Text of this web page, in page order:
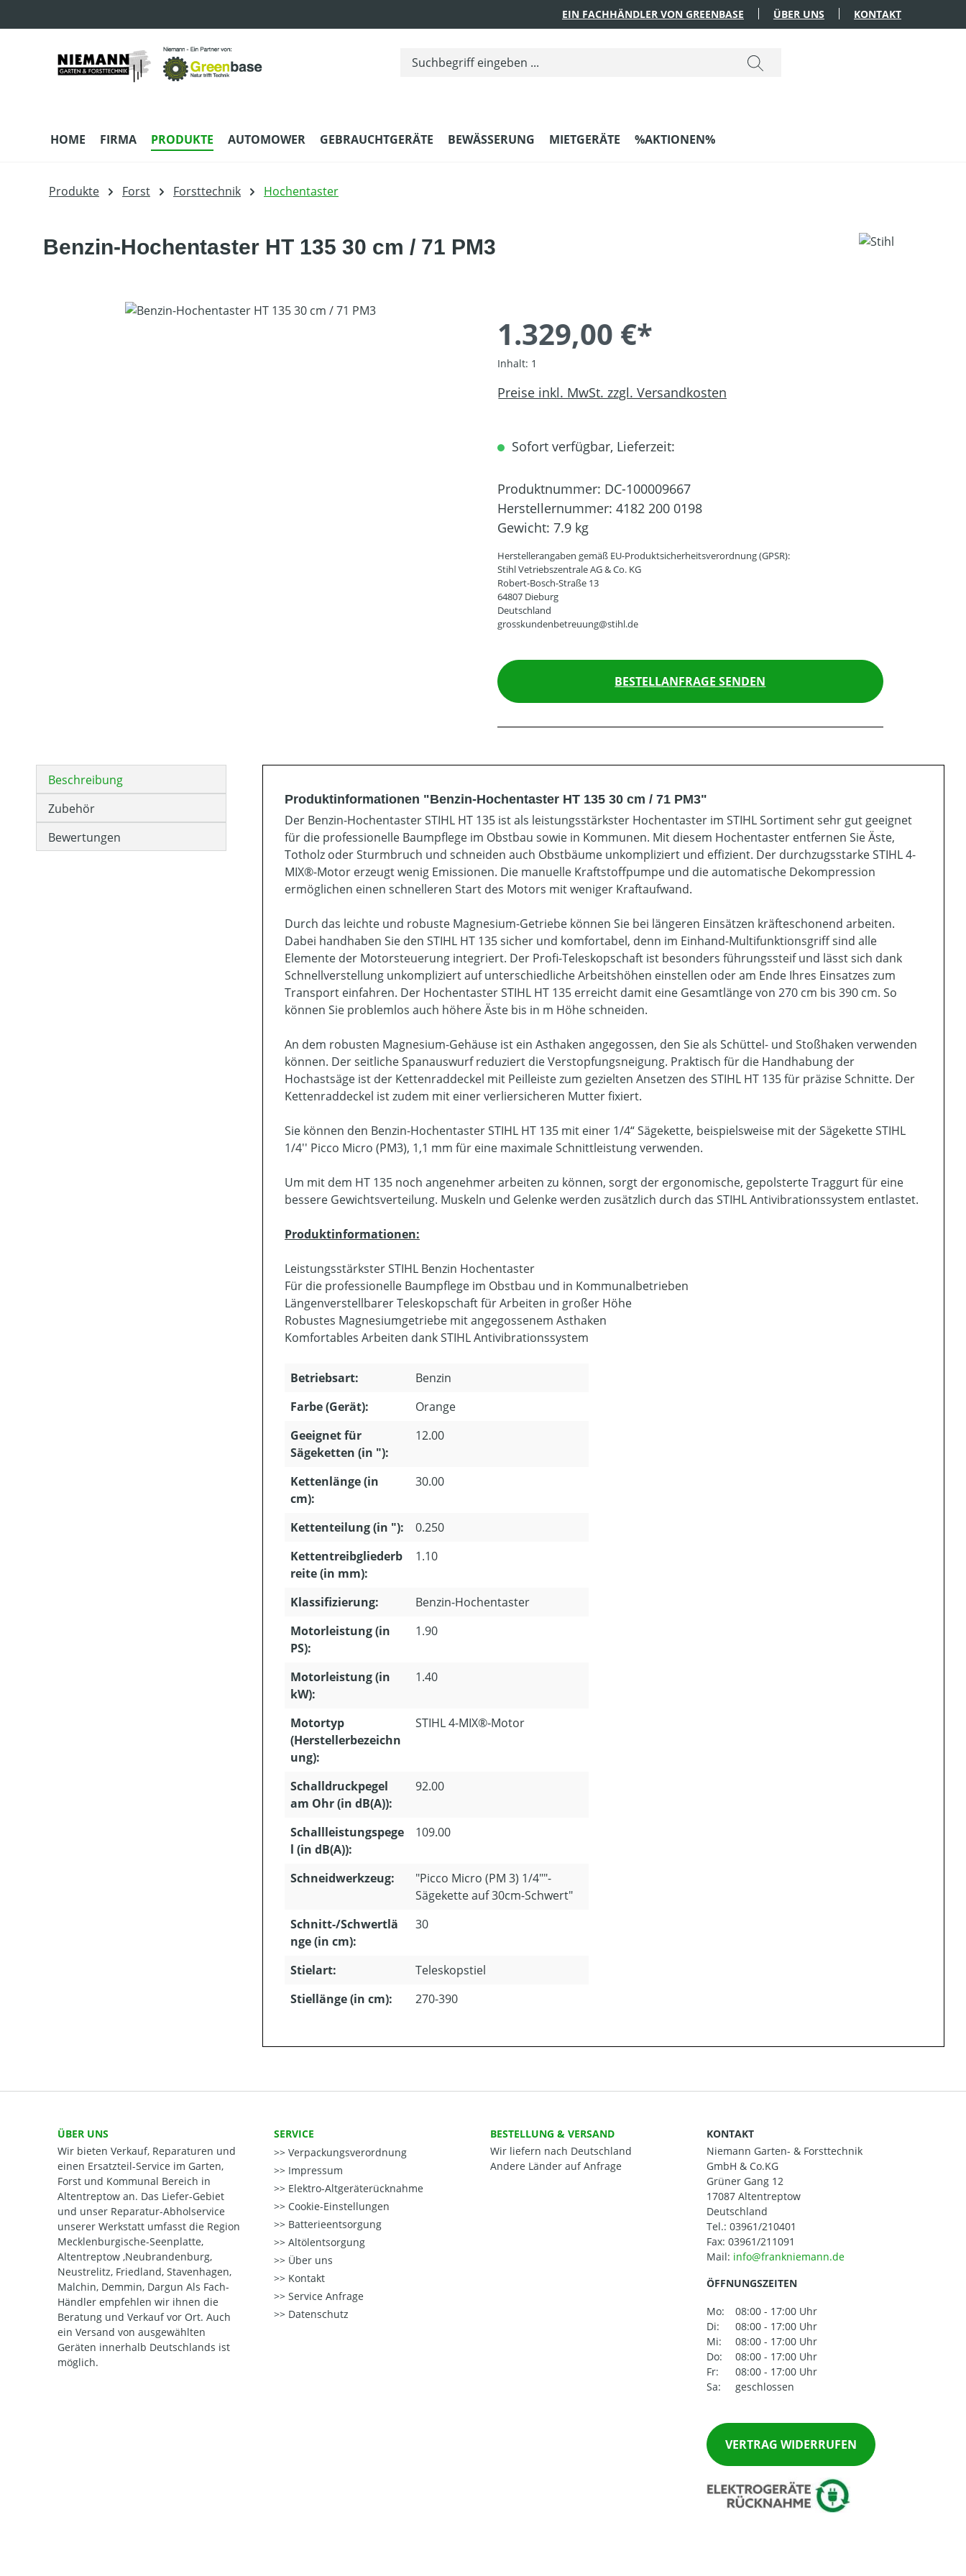
EIN FACHHÄNDLER VON GREENBASE ÜBER UNS KONTAKT
HOME FIRMA PRODUKTE AUTOMOWER GEBRAUCHTGERÄTE BEWÄSSERUNG MIETGERÄTE %AKTIONEN%
Produkte Forst Forsttechnik Hochentaster
Benzin-Hochentaster HT 135 30 cm / 71 PM3
Bildergalerie überspringen
1.329,00 €*
Inhalt: 1
Preise inkl. MwSt. zzgl. Versandkosten
Sofort verfügbar, Lieferzeit:
Produktnummer: DC-100009667
Herstellernummer: 4182 200 0198
Gewicht: 7.9 kg
Herstellerangaben gemäß EU-Produktsicherheitsverordnung (GPSR):
Stihl Vetriebszentrale AG & Co. KG
Robert-Bosch-Straße 13
64807 Dieburg
Deutschland
grosskundenbetreuung@stihl.de
BESTELLANFRAGE SENDEN
Beschreibung
Zubehör
Bewertungen
Produktinformationen "Benzin-Hochentaster HT 135 30 cm / 71 PM3"
Der Benzin-Hochentaster STIHL HT 135 ist als leistungsstärkster Hochentaster im STIHL Sortiment sehr gut geeignet
für die professionelle Baumpflege im Obstbau sowie in Kommunen. Mit diesem Hochentaster entfernen Sie Äste,
Totholz oder Sturmbruch und schneiden auch Obstbäume unkompliziert und effizient. Der durchzugsstarke STIHL 4-
MIX®-Motor erzeugt wenig Emissionen. Die manuelle Kraftstoffpumpe und die automatische Dekompression
ermöglichen einen schnelleren Start des Motors mit weniger Kraftaufwand.
Durch das leichte und robuste Magnesium-Getriebe können Sie bei längeren Einsätzen kräfteschonend arbeiten.
Dabei handhaben Sie den STIHL HT 135 sicher und komfortabel, denn im Einhand-Multifunktionsgriff sind alle
Elemente der Motorsteuerung integriert. Der Profi-Teleskopschaft ist besonders führungssteif und lässt sich dank
Schnellverstellung unkompliziert auf unterschiedliche Arbeitshöhen einstellen oder am Ende Ihres Einsatzes zum
Transport einfahren. Der Hochentaster STIHL HT 135 erreicht damit eine Gesamtlänge von 270 cm bis 390 cm. So
können Sie problemlos auch höhere Äste bis in m Höhe schneiden.
An dem robusten Magnesium-Gehäuse ist ein Asthaken angegossen, den Sie als Schüttel- und Stoßhaken verwenden
können. Der seitliche Spanauswurf reduziert die Verstopfungsneigung. Praktisch für die Handhabung der
Hochastsäge ist der Kettenraddeckel mit Peilleiste zum gezielten Ansetzen des STIHL HT 135 für präzise Schnitte. Der
Kettenraddeckel ist zudem mit einer verliersicheren Mutter fixiert.
Sie können den Benzin-Hochentaster STIHL HT 135 mit einer 1/4“ Sägekette, beispielsweise mit der Sägekette STIHL
1/4'' Picco Micro (PM3), 1,1 mm für eine maximale Schnittleistung verwenden.
Um mit dem HT 135 noch angenehmer arbeiten zu können, sorgt der ergonomische, gepolsterte Traggurt für eine
bessere Gewichtsverteilung. Muskeln und Gelenke werden zusätzlich durch das STIHL Antivibrationssystem entlastet.
Produktinformationen:
Leistungsstärkster STIHL Benzin Hochentaster
Für die professionelle Baumpflege im Obstbau und in Kommunalbetrieben
Längenverstellbarer Teleskopschaft für Arbeiten in großer Höhe
Robustes Magnesiumgetriebe mit angegossenem Asthaken
Komfortables Arbeiten dank STIHL Antivibrationssystem
Betriebsart:
Benzin
Farbe (Gerät):
Orange
Geeignet für
Sägeketten (in "):
12.00
Kettenlänge (in
cm):
30.00
Kettenteilung (in "):
0.250
Kettentreibgliederb
reite (in mm):
1.10
Klassifizierung:
Benzin-Hochentaster
Motorleistung (in
PS):
1.90
Motorleistung (in
kW):
1.40
Motortyp
(Herstellerbezeichn
ung):
STIHL 4-MIX®-Motor
Schalldruckpegel
am Ohr (in dB(A)):
92.00
Schallleistungspege
l (in dB(A)):
109.00
Schneidwerkzeug:
"Picco Micro (PM 3) 1/4""-
Sägekette auf 30cm-Schwert"
Schnitt-/Schwertlä
nge (in cm):
30
Stielart:
Teleskopstiel
Stiellänge (in cm):
270-390
ÜBER UNS
Wir bieten Verkauf, Reparaturen und
einen Ersatzteil-Service im Garten,
Forst und Kommunal Bereich in
Altentreptow an. Das Liefer-Gebiet
und unser Reparatur-Abholservice
unserer Werkstatt umfasst die Region
Mecklenburgische-Seenplatte,
Altentreptow ,Neubrandenburg,
Neustrelitz, Friedland, Stavenhagen,
Malchin, Demmin, Dargun Als Fach-
Händler empfehlen wir ihnen die
Beratung und Verkauf vor Ort. Auch
ein Versand von ausgewählten
Geräten innerhalb Deutschlands ist
möglich.
SERVICE
Verpackungsverordnung
Impressum
Elektro-Altgeräterücknahme
Cookie-Einstellungen
Batterieentsorgung
Altölentsorgung
Über uns
Kontakt
Service Anfrage
Datenschutz
BESTELLUNG & VERSAND
Wir liefern nach Deutschland
Andere Länder auf Anfrage
KONTAKT
Niemann Garten- & Forsttechnik
GmbH & Co.KG
Grüner Gang 12
17087 Altentreptow
Deutschland
Tel.: 03961/210401
Fax: 03961/211091
Mail:
ÖFFNUNGSZEITEN
Mo:
08:00 - 17:00 Uhr
Di:
08:00 - 17:00 Uhr
Mi:
08:00 - 17:00 Uhr
Do:
08:00 - 17:00 Uhr
Fr:
08:00 - 17:00 Uhr
Sa:
geschlossen
VERTRAG WIDERRUFEN